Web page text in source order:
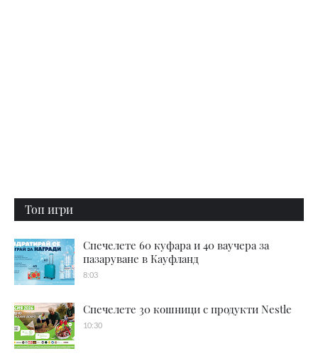
Топ игри
Спечелете 60 куфара и 40 ваучера за
пазаруване в Кауфланд
8:03
Спечелете 30 кошници с продукти Nestle
10:30